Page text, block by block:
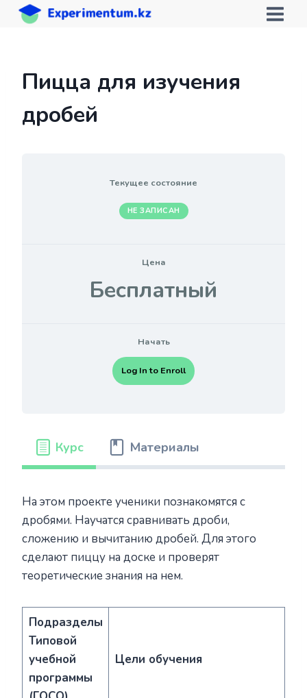
Перейти
Пицца для изучения
дробей
Текущее состояние
НЕ ЗАПИСАН
Цена
Бесплатный
Начать
Log In to Enroll
Курс Материалы
На этом проекте ученики познакомятся с
дробями. Научатся сравнивать дроби,
сложению и вычитанию дробей. Для этого
сделают пиццу на доске и проверят
теоретические знания на нем.
Подразделы
Типовой
учебной
программы
Цели обучения